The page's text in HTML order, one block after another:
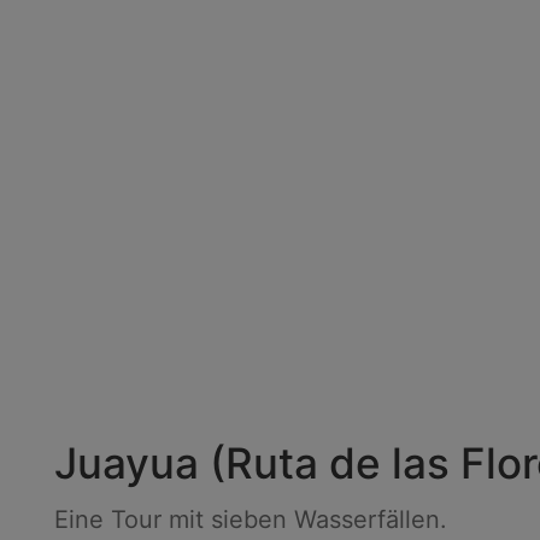
Juayua (Ruta de las
Eine Tour mit sieben Wasserfällen.